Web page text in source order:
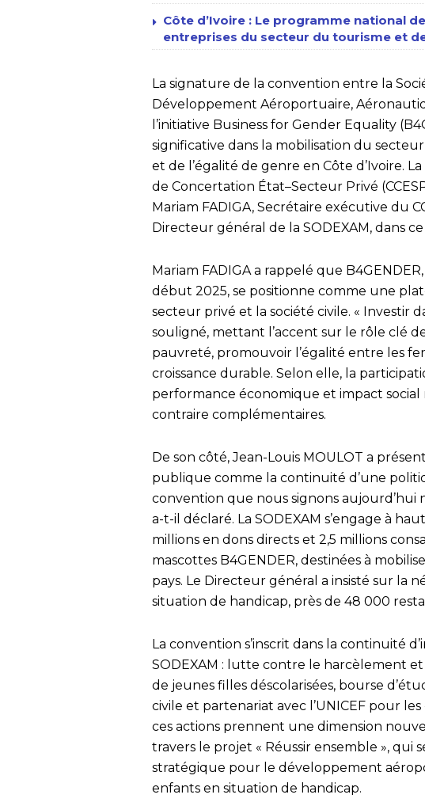
Côte d’Ivoire : Le programme national
entreprises du secteur du tourisme et
La signature de la convention entre la
Développement Aéroportuaire,
l’initiative Business for Gender Equality
significative dans la mobilisation du
et de l’égalité de genre en Côte d’Ivoire.
de Concertation État–Secteur Privé
Mariam FADIGA, Secrétaire exécutive du
Directeur général de la SODEXAM, dans
Mariam FADIGA a rappelé que
début 2025, se positionne comme une
secteur privé et la société civile. « Investir
souligné, mettant l’accent sur le rôle clé
pauvreté, promouvoir l’égalité entre les
croissance durable. Selon elle, la
performance économique et impact social
contraire complémentaires.
De son côté, Jean-Louis MOULOT a
publique comme la continuité d’une
convention que nous signons aujourd’hui
a-t-il déclaré. La SODEXAM s’engage à
millions en dons directs et 2,5 millions
mascottes B4GENDER, destinées à
pays. Le Directeur général a insisté sur la
situation de handicap, près de 48 000
La convention s’inscrit dans la continuité
SODEXAM : lutte contre le harcèlement et
de jeunes filles déscolarisées, bourse
civile et partenariat avec l’UNICEF pour
ces actions prennent une dimension
travers le projet « Réussir ensemble », qui
stratégique pour le développement
enfants en situation de handicap.